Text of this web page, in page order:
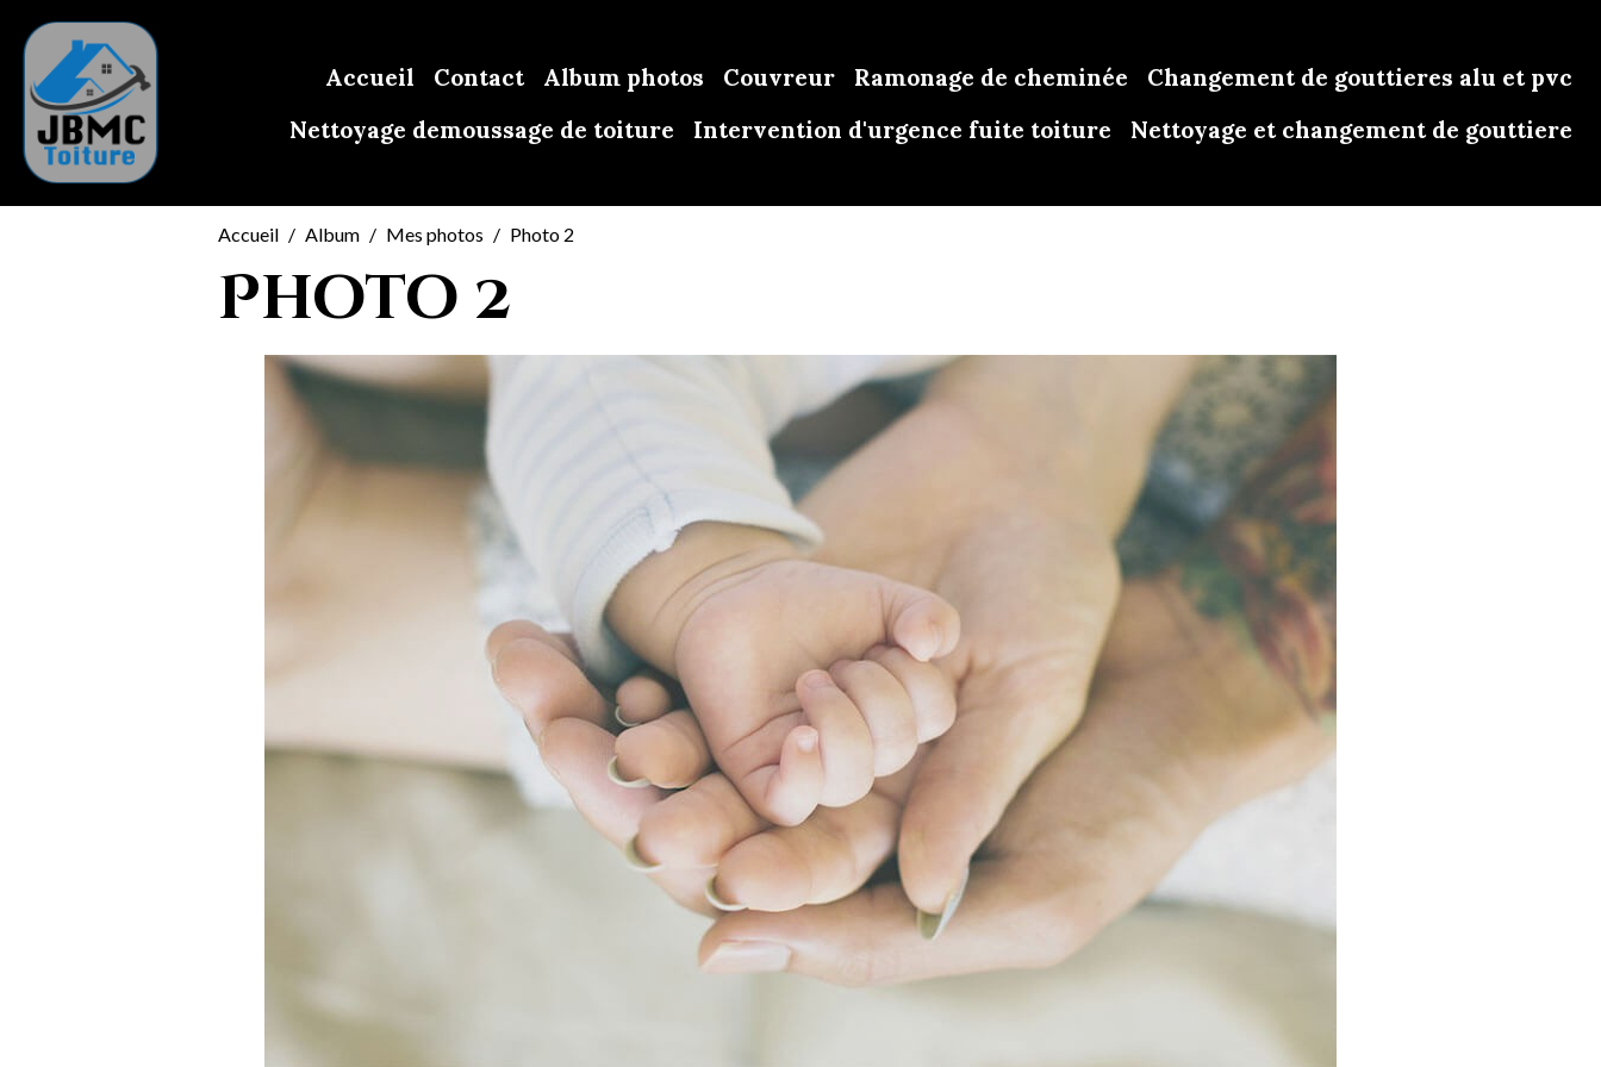
Accueil Contact Album photos Couvreur Ramonage de cheminée
Changement de gouttieres alu et pvc
Nettoyage demoussage de toiture
Intervention d'urgence fuite toiture Nettoyage et changement de gouttiere
Accueil Album Mes photos Photo 2
Photo 2